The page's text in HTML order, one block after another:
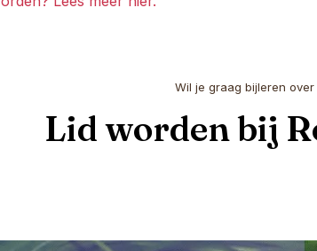
Wil je graag bijleren
Lid worden bij